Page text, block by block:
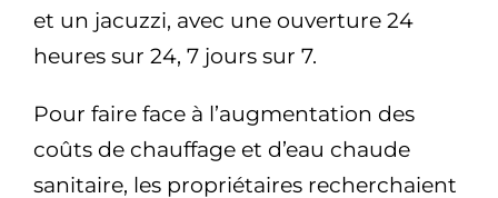
et un jacuzzi, avec une ouverture 24
heures sur 24, 7 jours sur 7.
Pour faire face à l’augmentation des
coûts de chauffage et d’eau chaude
sanitaire, les propriétaires recherchaient